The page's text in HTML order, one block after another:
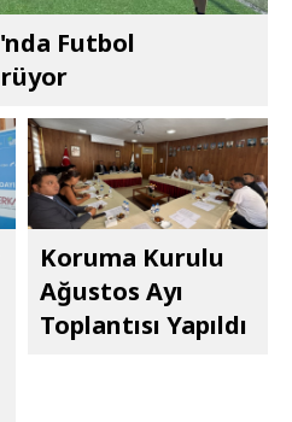
Futbol
Koruma Kurulu
Ağustos Ayı
Toplantısı Yapıldı